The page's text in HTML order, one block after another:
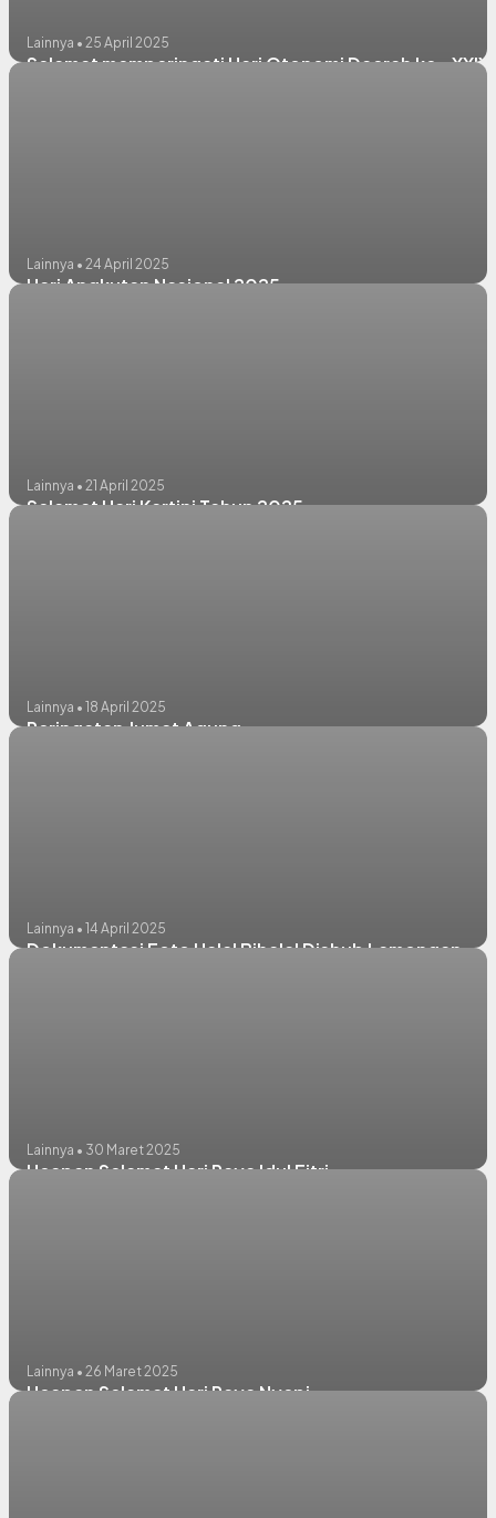
Lainnya • 25 April 2025
Selamat memperingati Hari Otonomi Daerah ke - XXIX
Lainnya • 24 April 2025
Hari Angkutan Nasional 2025
Lainnya • 21 April 2025
Selamat Hari Kartini Tahun 2025
Lainnya • 18 April 2025
Peringatan Jumat Agung
Lainnya • 14 April 2025
Dokumentasi Foto Halal Bihalal Dishub Lamongan
Lainnya • 30 Maret 2025
Ucapan Selamat Hari Raya Idul Fitri
Lainnya • 26 Maret 2025
Ucapan Selamat Hari Raya Nyepi